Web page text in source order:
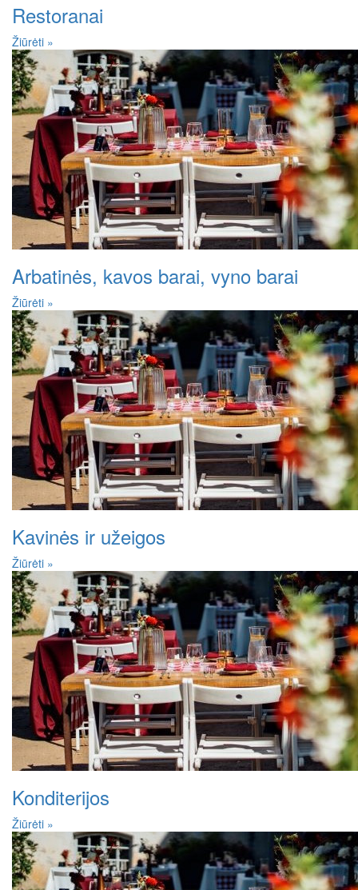
Restoranai
Žiūrėti »
Arbatinės, kavos barai, vyno barai
Žiūrėti »
Kavinės ir užeigos
Žiūrėti »
Konditerijos
Žiūrėti »